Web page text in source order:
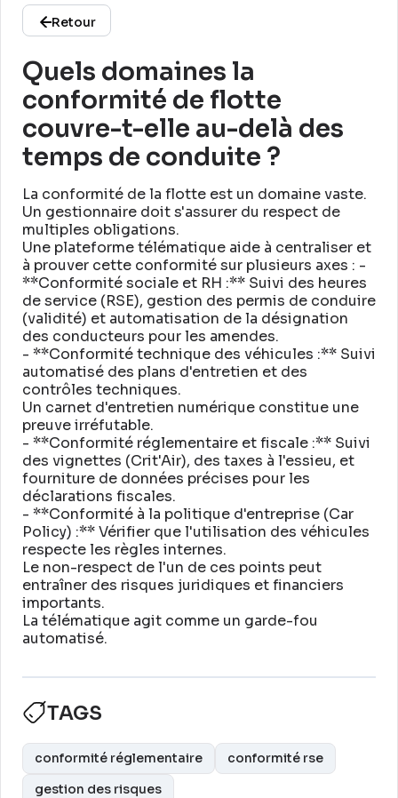
Retour
Quels domaines la
conformité de flotte
couvre-t-elle au-delà des
temps de conduite ?
La conformité de la flotte est un domaine vaste.
Un gestionnaire doit s'assurer du respect de
multiples obligations.
Une plateforme télématique aide à centraliser et
à prouver cette conformité sur plusieurs axes : -
**Conformité sociale et RH :** Suivi des heures
de service (RSE), gestion des permis de conduire
(validité) et automatisation de la désignation
des conducteurs pour les amendes.
- **Conformité technique des véhicules :** Suivi
automatisé des plans d'entretien et des
contrôles techniques.
Un carnet d'entretien numérique constitue une
preuve irréfutable.
- **Conformité réglementaire et fiscale :** Suivi
des vignettes (Crit'Air), des taxes à l'essieu, et
fourniture de données précises pour les
déclarations fiscales.
- **Conformité à la politique d'entreprise (Car
Policy) :** Vérifier que l'utilisation des véhicules
respecte les règles internes.
Le non-respect de l'un de ces points peut
entraîner des risques juridiques et financiers
importants.
La télématique agit comme un garde-fou
automatisé.
TAGS
conformité réglementaire
conformité rse
gestion des risques